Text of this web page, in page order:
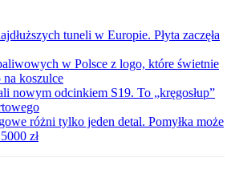
tuneli w Europie. Płyta zaczęła
w Polsce z logo, które świetnie
koszulce
nowym odcinkiem S19. To „kręgosłup”
różni tylko jeden detal. Pomyłka może
zł